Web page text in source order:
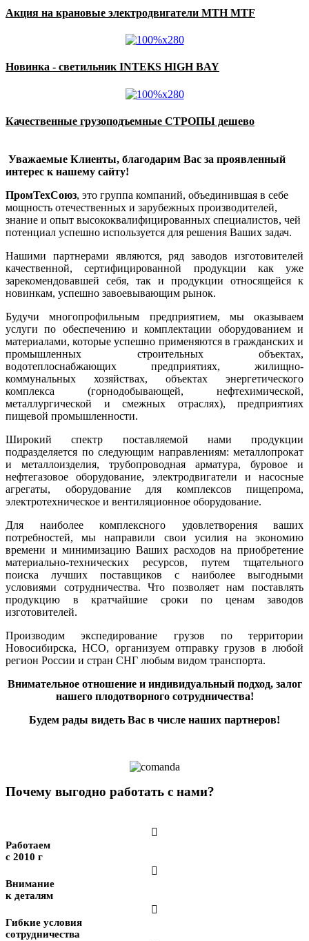
Акция на крановые электродвигатели MTH MTF
Новинка - светильник INTEKS HIGH BAY
Качественные грузоподъемные СТРОПЫ дешево
Уважаемые Клиенты, благодарим Вас за проявленный
интерес к нашему сайту!
ПромТехСоюз, это группа компаний, объединившая в себе
мощность отечественных и зарубежных производителей,
знание и опыт высококвалифицированных специалистов, чей
потенциал успешно используется для решения Ваших задач.
Нашими партнерами являются, ряд заводов изготовителей
качественной, сертифицированной продукции как уже
зарекомендовавшей себя, так и продукции относящейся к
новинкам, успешно завоевывающим рынок.
Будучи многопрофильным предприятием, мы оказываем
услуги по обеспечению и комплектации оборудованием и
материалами, которые успешно применяются в гражданских и
промышленных строительных объектах,
водотеплоснабжающих предприятиях, жилищно-
коммунальных хозяйствах, объектах энергетического
комплекса (горнодобывающей, нефтехимической,
металлургической и смежных отраслях), предприятиях
пищевой промышленности.
Широкий спектр поставляемой нами продукции
подразделяется по следующим направлениям: металлопрокат
и металлоизделия, трубопроводная арматура, буровое и
нефтегазовое оборудование, электродвигатели и насосные
агрегаты, оборудование для комплексов пищепрома,
электротехническое и вентиляционное оборудование.
Для наиболее комплексного удовлетворения ваших
потребностей, мы направили свои усилия на экономию
времени и минимизацию Ваших расходов на приобретение
материально-технических ресурсов, путем тщательного
поиска лучших поставщиков с наиболее выгодными
условиями сотрудничества. Что позволяет нам поставлять
продукцию в кратчайшие сроки по ценам заводов
изготовителей.
Производим экспедирование грузов по территории
Новосибирска, НСО, организуем отправку грузов в любой
регион России и стран СНГ любым видом транспорта.
Внимательное отношение и индивидуальный подход, залог
нашего плодотворного сотрудничества!
Будем рады видеть Вас в числе наших партнеров!
Почему выгодно работать с нами?

Работаем
с 2010 г

Внимание
к деталям

Гибкие условия
сотрудничества